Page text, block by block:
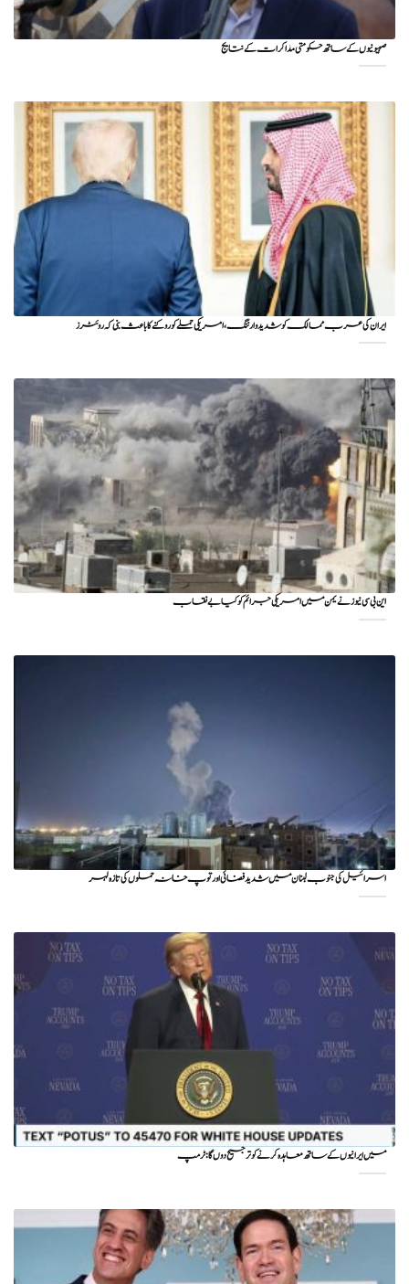
صہیونیوں کے ساتھ حکومتی مذاکرات کے نتایج
ایران کی عرب ممالک کو شدید وارننگ، امریکی حملے کو روکنے کا باعث بنی کہ روئٹرز
این بی سی نیوز نے یمن میں امریکی جرائم کو کیا بے نقاب
اسرائیل کی جنوب لبنان میں شدید فضائی اور توپ خانہ حملوں کی تازہ لہر
میں ایرانیوں کے ساتھ معاہدہ کرنے کو ترجیح دوں گا : ٹرمپ